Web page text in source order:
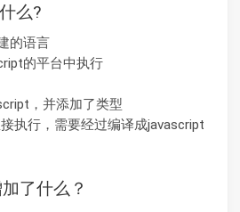
么?
的语言
的平台中执行
，并添加了类型
执行，需要经过编译成javascript
了什么？